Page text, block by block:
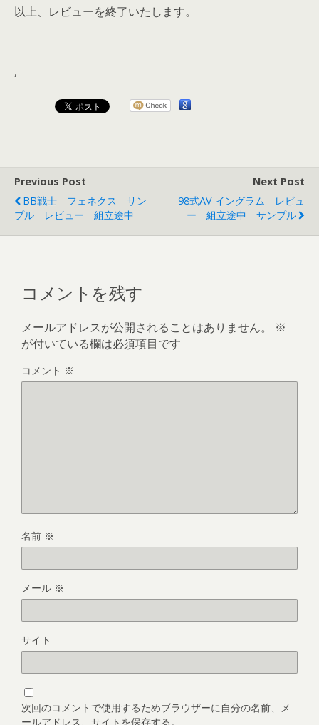
以上、レビューを終了いたします。
,
Previous Post
BB戦士 フェネクス サン
プル レビュー 組立途中
Next Post
98式AV イングラム レビュ
ー 組立途中 サンプル
コメントを残す
メールアドレスが公開されることはありません。
※
が付いている欄は必須項目です
コメント ※
名前 ※
メール ※
サイト
次回のコメントで使用するためブラウザーに自分の名前、メ
ールアドレス、サイトを保存する。